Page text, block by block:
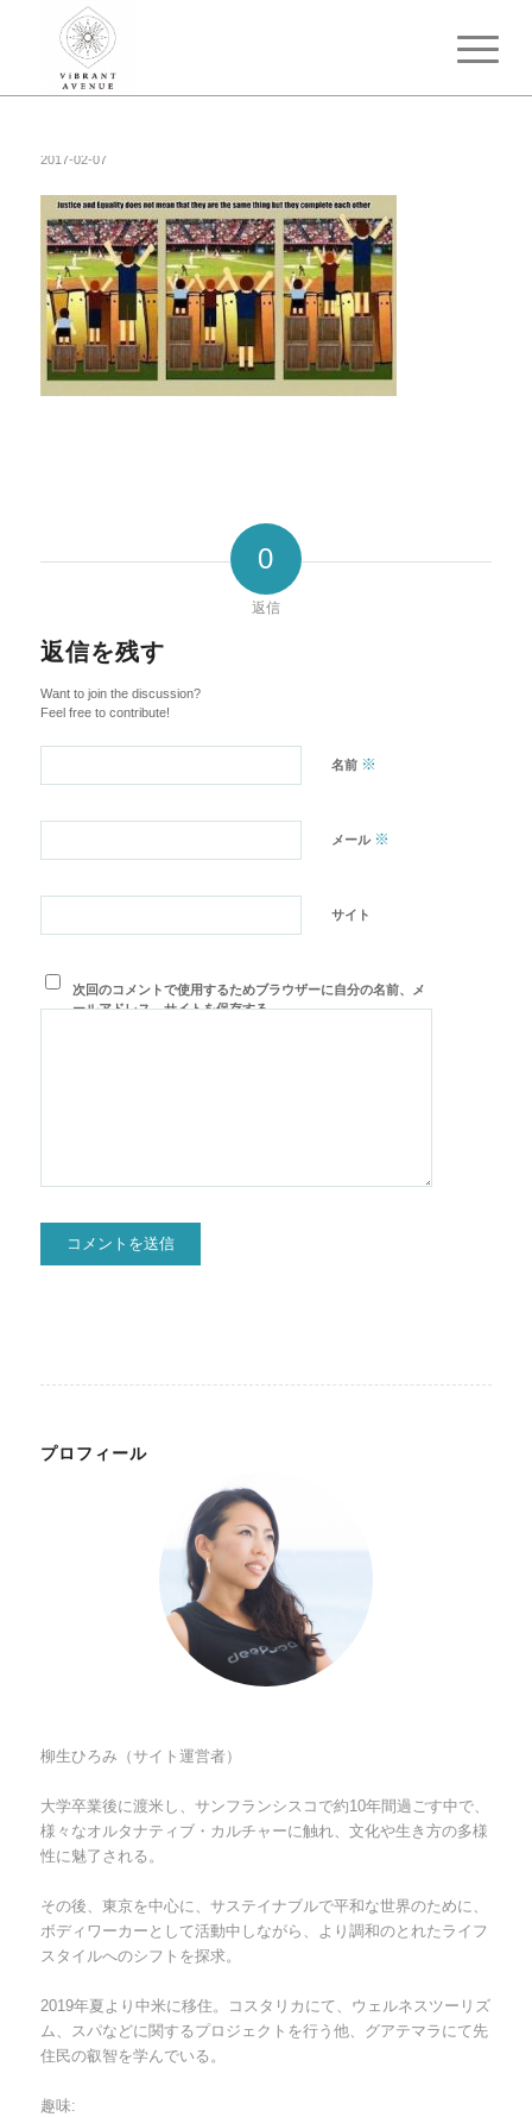
2017-02-07
0
返信
返信を残す
Want to join the discussion?
Feel free to contribute!
名前 ※
メール ※
サイト
次回のコメントで使用するためブラウザーに自分の名前、メ
ールアドレス、サイトを保存する。
プロフィール
柳生ひろみ（サイト運営者）
大学卒業後に渡米し、サンフランシスコで約10年間過ごす中で、
様々なオルタナティブ・カルチャーに触れ、文化や生き方の多様
性に魅了される。
その後、東京を中心に、サステイナブルで平和な世界のために、
ボディワーカーとして活動中しながら、より調和のとれたライフ
スタイルへのシフトを探求。
2019年夏より中米に移住。コスタリカにて、ウェルネスツーリズ
ム、スパなどに関するプロジェクトを行う他、グアテマラにて先
住民の叡智を学んでいる。
趣味: